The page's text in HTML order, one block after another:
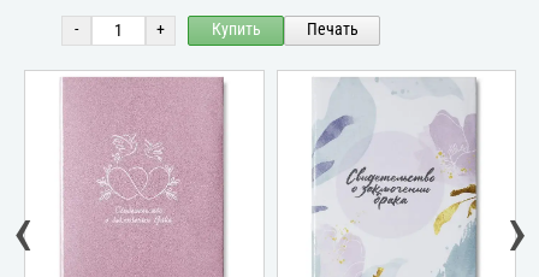
- + Купить Печать
‹ ›